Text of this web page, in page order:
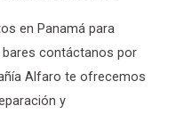
en Panamá para
contáctanos por
Alfaro te ofrecemos
y